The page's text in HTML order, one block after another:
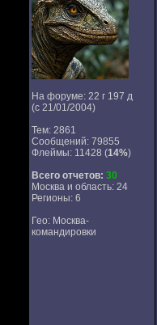
На форуме: 22 г 197 д
(с 21/01/2004)
Тем: 2861
Сообщений: 79855
Флеймы: 11428 (14%)
Всего отчетов: 30
Москва и область: 24
Регионы: 6
Гео: Москва-
командировки